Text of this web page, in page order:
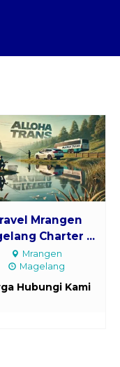
Mrangen
Charter ...
Mrangen
Magelang
Hubungi Kami